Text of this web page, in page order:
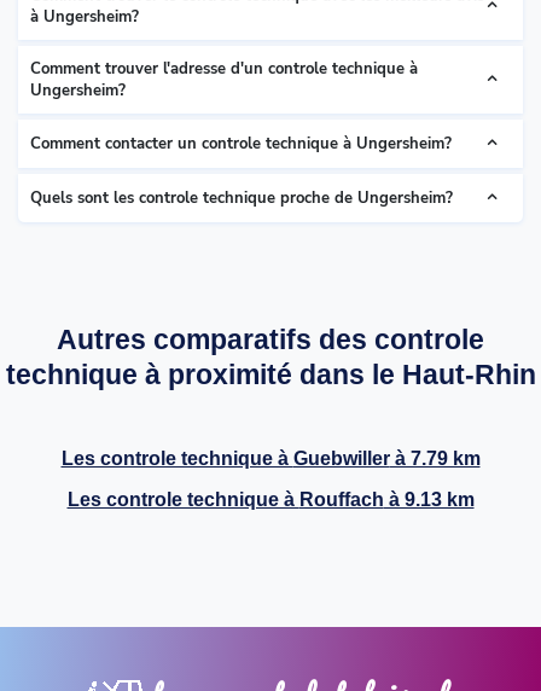
à Ungersheim?
Comment trouver l'adresse d'un controle technique à
Ungersheim?
Comment contacter un controle technique à Ungersheim?
Quels sont les controle technique proche de Ungersheim?
Autres comparatifs des controle
technique à proximité dans le Haut-Rhin
Les controle technique à Guebwillerà 7.79 km
Les controle technique à Rouffach à 9.13 km